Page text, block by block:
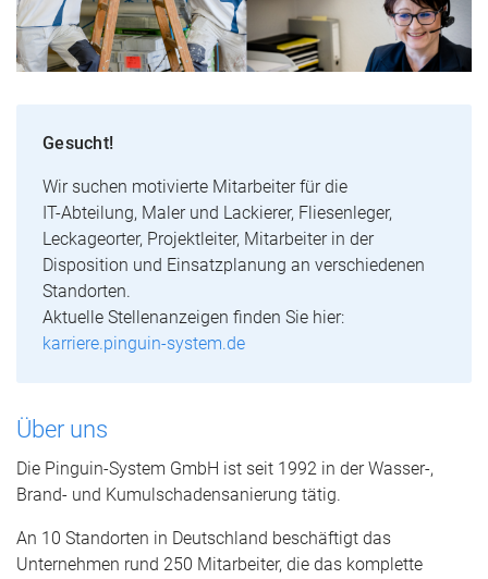
Gesucht!
Wir suchen motivierte Mitarbeiter für die
IT-Abteilung, Maler und Lackierer, Fliesenleger,
Leckageorter, Projektleiter, Mitarbeiter in der
Disposition und Einsatzplanung an verschiedenen
Standorten.
Aktuelle Stellenanzeigen finden Sie hier:
karriere.pinguin-system.de
Über uns
Die Pinguin-System GmbH ist seit 1992 in der Wasser-,
Brand- und Kumulschadensanierung tätig.
An 10 Standorten in Deutschland beschäftigt das
Unternehmen rund 250 Mitarbeiter, die das komplette